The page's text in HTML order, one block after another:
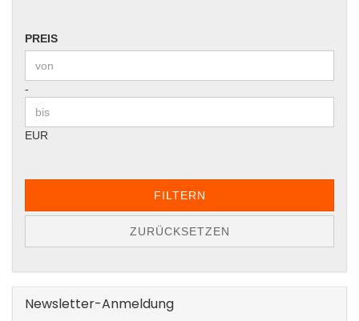
PREIS
PREIS
Preis bis
-
EUR
FILTERN
ZURÜCKSETZEN
Newsletter-Anmeldung